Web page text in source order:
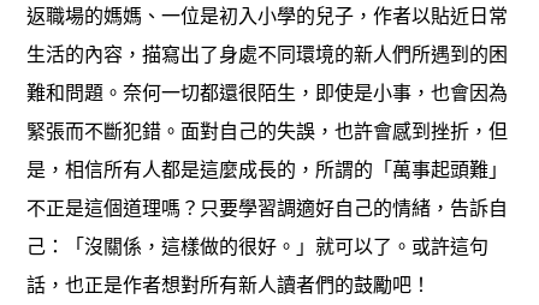
返職場的媽媽、一位是初入小學的兒子，作者以貼近日常
生活的內容，描寫出了身處不同環境的新人們所遇到的困
難和問題。奈何一切都還很陌生，即使是小事，也會因為
緊張而不斷犯錯。面對自己的失誤，也許會感到挫折，但
是，相信所有人都是這麼成長的，所謂的「萬事起頭難」
不正是這個道理嗎？只要學習調適好自己的情緒，告訴自
己：「沒關係，這樣做的很好。」就可以了。或許這句
話，也正是作者想對所有新人讀者們的鼓勵吧！